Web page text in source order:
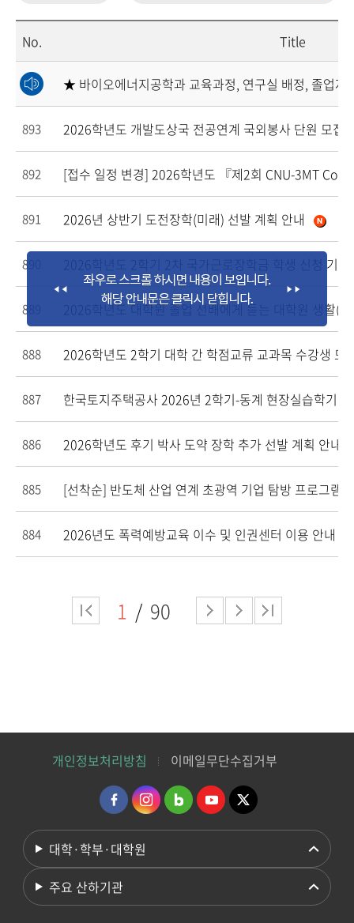
No. Title
★ 바이오에너지공학과 교육과정, 연구실 배정, 졸업자
893 2026학년도 개발도상국 전공연계 국외봉사 단원 모집
892 [접수 일정 변경] 2026학년도 『제2회 CNU-3MT
891 2026년 상반기 도전장학(미래) 선발 계획 안내
890 2026학년도 2학기 2차 국가근로장학금 학생 신청 기
889 2026학년도 대학원 졸업 선배에게 듣는 대학원 생활(
888 2026학년도 2학기 대학 간 학점교류 교과목 수강생 모
887 한국토지주택공사 2026년 2학기-동계 현장실습학기제
886 2026학년도 후기 박사 도약 장학 추가 선발 계획 안내
885 [선착순] 반도체 산업 연계 초광역 기업 탐방 프로그램
884 2026년도 폭력예방교육 이수 및 인권센터 이용 안내
1 90
개인정보처리방침 이메일무단수집거부
대학·학부·대학원
주요 산하기관